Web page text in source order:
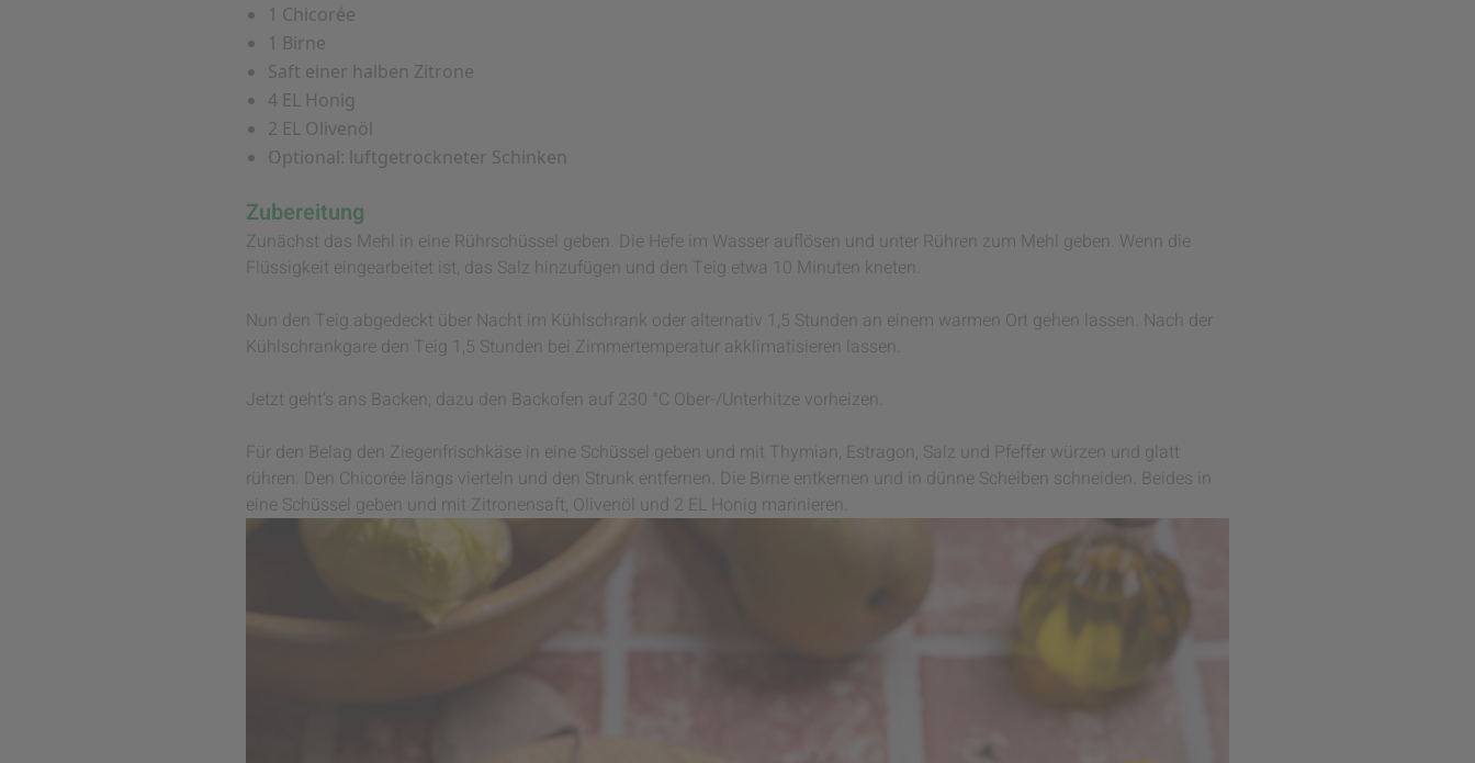
1 Chicorée
1 Birne
Saft einer halben Zitrone
4 EL Honig
2 EL Olivenöl
Optional: luftgetrockneter Schinken
Zubereitung
Zunächst das Mehl in eine Rührschüssel geben. Die Hefe im Wasser auflösen und unter Rühren zum Mehl geben. Wenn die
Flüssigkeit eingearbeitet ist, das Salz hinzufügen und den Teig etwa 10 Minuten kneten.
Nun den Teig abgedeckt über Nacht im Kühlschrank oder alternativ 1,5 Stunden an einem warmen Ort gehen lassen. Nach der
Kühlschrankgare den Teig 1,5 Stunden bei Zimmertemperatur akklimatisieren lassen.
Jetzt geht’s ans Backen; dazu den Backofen auf 230 °C Ober-/Unterhitze vorheizen.
Für den Belag den Ziegenfrischkäse in eine Schüssel geben und mit Thymian, Estragon, Salz und Pfeffer würzen und glatt
rühren. Den Chicorée längs vierteln und den Strunk entfernen. Die Birne entkernen und in dünne Scheiben schneiden. Beides in
eine Schüssel geben und mit Zitronensaft, Olivenöl und 2 EL Honig marinieren.